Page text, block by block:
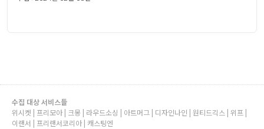
수집 대상 서비스들
위시켓 | 프리모아 | 크몽 | 라우드소싱 | 아트머그 | 디자인나인 | 원티드긱스 | 위프 |
이랜서 | 프리랜서코리아 | 캐스팅엔